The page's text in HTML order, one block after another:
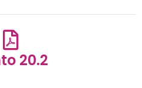
20.2